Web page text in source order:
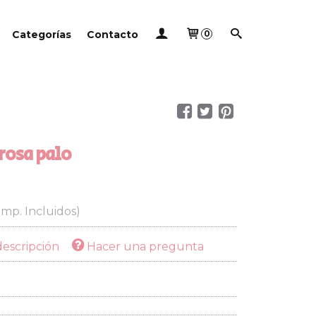
Categorías Contacto 0
palo
Incluidos)
Hacer una pregunta